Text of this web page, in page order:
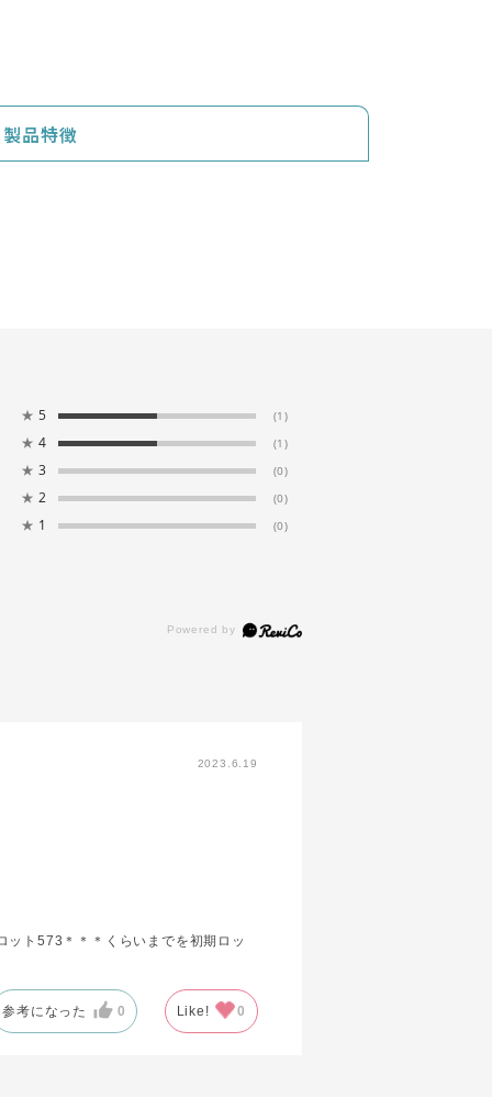
製品特徴
★ 5 (1)
★ 4 (1)
★ 3 (0)
★ 2 (0)
★ 1 (0)
2023.6.19
ット573＊＊＊くらいまでを初期ロッ
参考になった 0 Like! 0